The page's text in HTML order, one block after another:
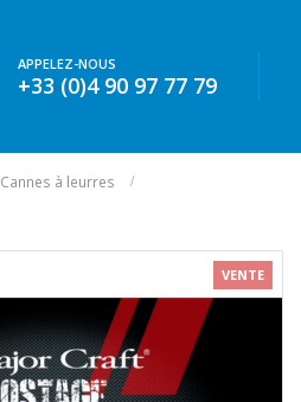
APPELEZ-NOUS
+33 (0)4 90 97 77 79
Cannes à leurres
VENTE